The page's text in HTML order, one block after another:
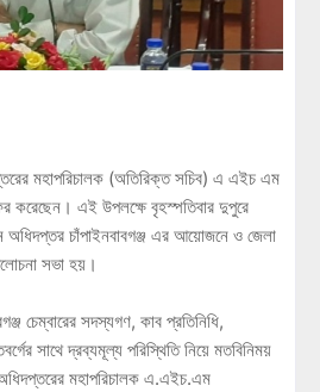
মহাপরিচালক (অতিরিক্ত সচিব) এ এইচ এম
করেছেন। এই উপলক্ষে বৃহস্পতিবার দুপুরে
অধিদপ্তর চাঁপাইনবাবগঞ্জ এর আয়োজনে ও জেলা
সভা হয়।
চেম্বারের সদস্যগণ, কাব প্রতিনিধি,
সাথে দ্রব্যমূল্য পরিস্থিতি নিয়ে মতবিনিময়
মহাপরিচালক এ.এইচ.এম